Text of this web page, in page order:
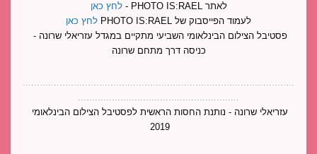
לאתר PHOTO IS:RAEL -
לחץ כאן
לעמוד הפייסבוק של PHOTO IS:RAEL
לחץ כאן
כניסה דרך מתחם שרונה
................................................................................................
.........................................................
2019